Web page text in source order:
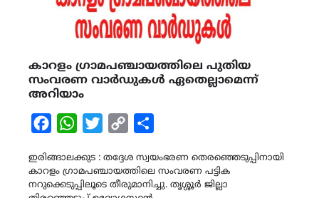
കാറളം ഗ്രാമപഞ്ചായത്തിലെ പുതിയ
സംവരണ വാർഡുകൾ ഏതെല്ലാമെന്ന്
അറിയാം
FacebookWhatsAppTwitterCopy
ഇരിങ്ങാലക്കുട : തദ്ദേശ സ്വയംഭരണ തെരഞ്ഞെടുപ്പിനായി
കാറളം ഗ്രാമപഞ്ചായത്തിലെ സംവരണ പട്ടിക
നറുക്കെടുപ്പിലൂടെ തീരുമാനിച്ചു. തൃശ്ശൂർ ജില്ലാ